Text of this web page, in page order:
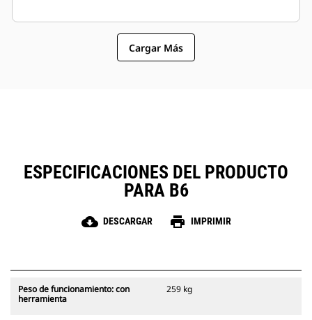
Cargar Más
ESPECIFICACIONES DEL PRODUCTO
PARA B6
cloud_download DESCARGAR print IMPRIMIR
Peso de funcionamiento: con
herramienta
259 kg